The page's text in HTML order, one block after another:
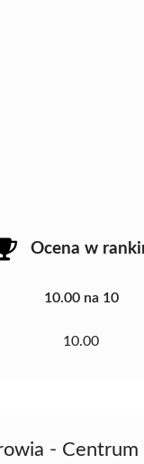
Ocena w
10.00 na 10
10.00
- Centrum